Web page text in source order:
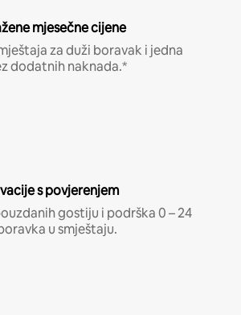
mjesečne cijene
za duži boravak i jedna
dodatnih naknada.*
s povjerenjem
gostiju i podrška 0 – 24
u smještaju.